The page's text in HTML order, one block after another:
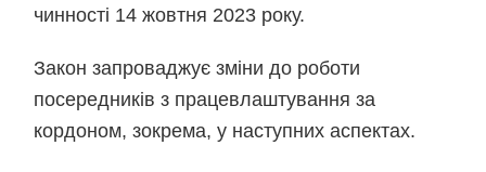
чинності 14 жовтня 2023 року.
Закон запроваджує зміни до роботи
посередників з працевлаштування за
кордоном, зокрема, у наступних аспектах.